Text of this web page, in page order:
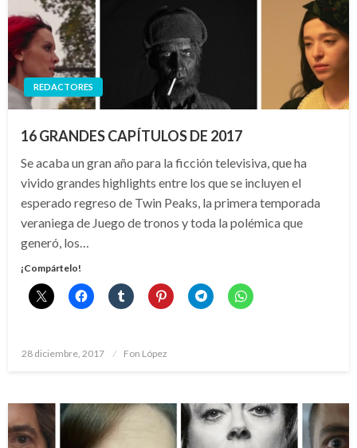
REDACTORES
16 GRANDES CAPÍTULOS DE 2017
Se acaba un gran año para la ficción televisiva, que ha
vivido grandes highlights entre los que se incluyen el
esperado regreso de Twin Peaks, la primera temporada
veraniega de Juego de tronos y toda la polémica que
generó, los…
¡Compártelo!
Publicado
28 diciembre, 2017 Fon López